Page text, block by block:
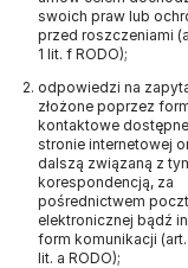
swoich praw lub
przed roszczeniami
1 lit. f RODO);
odpowiedzi na
złożone poprzez
kontaktowe
stronie internetowej
dalszą związaną z
korespondencją, za
pośrednictwem
elektronicznej bądź
form komunikacji (art.
lit. a RODO);